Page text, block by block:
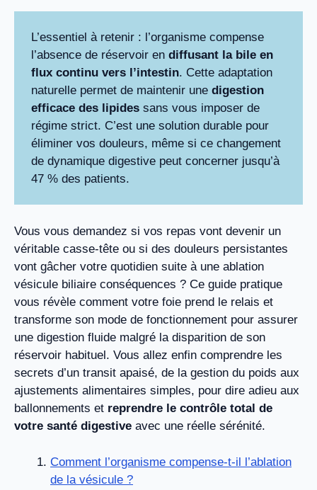
L’essentiel à retenir : l’organisme compense
l’absence de réservoir en diffusant la bile en
flux continu vers l’intestin. Cette adaptation
naturelle permet de maintenir une digestion
efficace des lipides sans vous imposer de
régime strict. C’est une solution durable pour
éliminer vos douleurs, même si ce changement
de dynamique digestive peut concerner jusqu’à
47 % des patients.
Vous vous demandez si vos repas vont devenir un
véritable casse-tête ou si des douleurs persistantes
vont gâcher votre quotidien suite à une ablation
vésicule biliaire conséquences ? Ce guide pratique
vous révèle comment votre foie prend le relais et
transforme son mode de fonctionnement pour assurer
une digestion fluide malgré la disparition de son
réservoir habituel. Vous allez enfin comprendre les
secrets d’un transit apaisé, de la gestion du poids aux
ajustements alimentaires simples, pour dire adieu aux
ballonnements et reprendre le contrôle total de
votre santé digestive avec une réelle sérénité.
Comment l’organisme compense-t-il l’ablation
de la vésicule ?